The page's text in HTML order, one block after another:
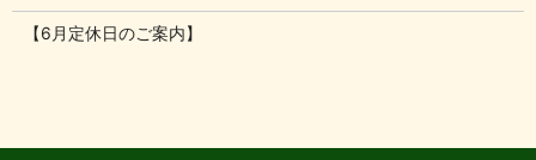
【6月定休日のご案内】